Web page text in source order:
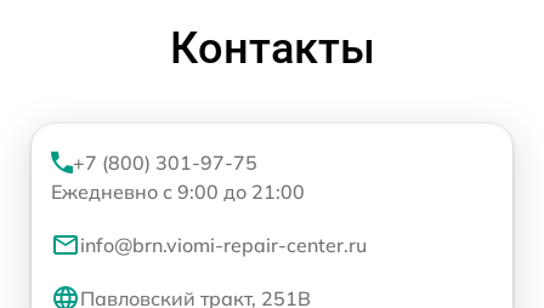
Контакты
+7 (800) 301-97-75
Ежедневно с 9:00 до 21:00
info@brn.viomi-repair-center.ru
Павловский тракт, 251В